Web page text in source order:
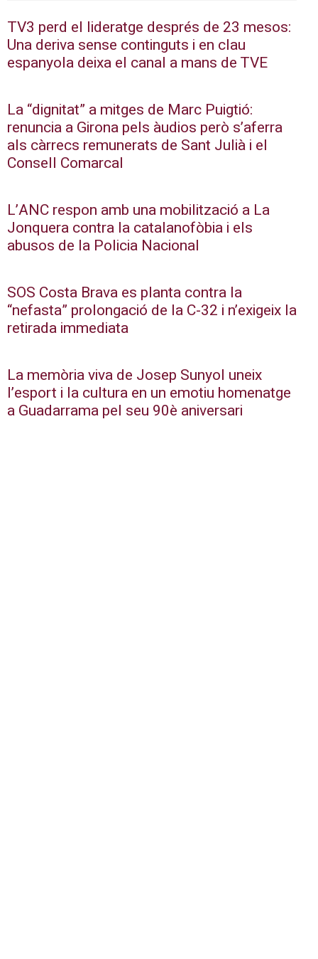
TV3 perd el lideratge després de 23 mesos:
Una deriva sense continguts i en clau
espanyola deixa el canal a mans de TVE
La “dignitat” a mitges de Marc Puigtió:
renuncia a Girona pels àudios però s’aferra
als càrrecs remunerats de Sant Julià i el
Consell Comarcal
L’ANC respon amb una mobilització a La
Jonquera contra la catalanofòbia i els
abusos de la Policia Nacional
SOS Costa Brava es planta contra la
“nefasta” prolongació de la C-32 i n’exigeix la
retirada immediata
La memòria viva de Josep Sunyol uneix
l’esport i la cultura en un emotiu homenatge
a Guadarrama pel seu 90è aniversari